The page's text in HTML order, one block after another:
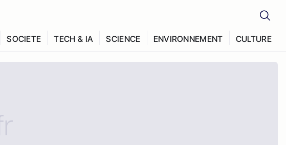
SOCIETE TECH & IA SCIENCE ENVIRONNEMENT CULTURE